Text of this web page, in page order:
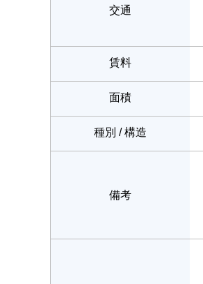
交通
賃料
面積
種別 / 構造
備考